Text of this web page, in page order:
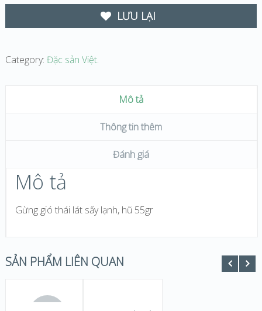
LƯU LẠI
Category: Đặc sản Việt.
Mô tả
Thông tin thêm
Đánh giá
Mô tả
Gừng gió thái lát sấy lạnh, hũ 55gr
SẢN PHẨM LIÊN QUAN
THÊM